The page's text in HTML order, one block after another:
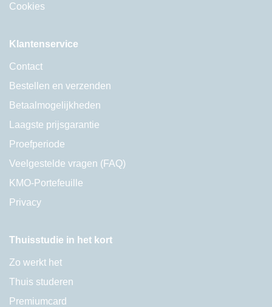
Cookies
Klantenservice
Contact
Bestellen en verzenden
Betaalmogelijkheden
Laagste prijsgarantie
Proefperiode
Veelgestelde vragen (FAQ)
KMO-Portefeuille
Privacy
Thuisstudie in het kort
Zo werkt het
Thuis studeren
Premiumcard